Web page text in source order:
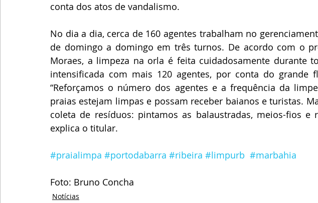
conta dos atos de vandalismo.
No dia a dia, cerca de 160 agentes trabalham no
de domingo a domingo em três turnos. De acordo com o
Moraes, a limpeza na orla é feita cuidadosamente durante
intensificada com mais 120 agentes, por conta do grande
“Reforçamos o número dos agentes e a frequência da
praias estejam limpas e possam receber baianos e turistas.
coleta de resíduos: pintamos as balaustradas, meios-fios e
explica o titular.
#praialimpa #portodabarra #ribeira #limpurb #marbahia
Foto: Bruno Concha
Notícias